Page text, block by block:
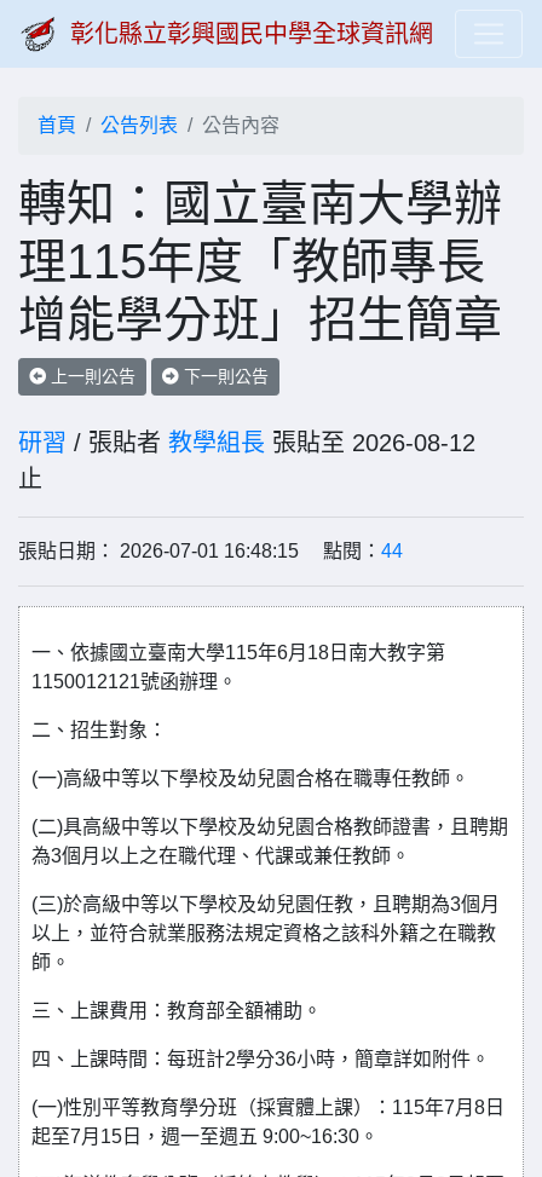
彰化縣立彰興國民中學全球資訊網
首頁 公告列表 公告內容
轉知：國立臺南大學辦
理115年度「教師專長
增能學分班」招生簡章
上一則公告 下一則公告
研習 / 張貼者 教學組長 張貼至 2026-08-12
止
張貼日期： 2026-07-01 16:48:15 點閱： 44
一、依據國立臺南大學115年6月18日南大教字第
1150012121號函辦理。
二、招生對象：
(一)高級中等以下學校及幼兒園合格在職專任教師。
(二)具高級中等以下學校及幼兒園合格教師證書，且聘期
為3個月以上之在職代理、代課或兼任教師。
(三)於高級中等以下學校及幼兒園任教，且聘期為3個月
以上，並符合就業服務法規定資格之該科外籍之在職教
師。
三、上課費用：教育部全額補助。
四、上課時間：每班計2學分36小時，簡章詳如附件。
(一)性別平等教育學分班（採實體上課）：115年7月8日
起至7月15日，週一至週五 9:00~16:30。